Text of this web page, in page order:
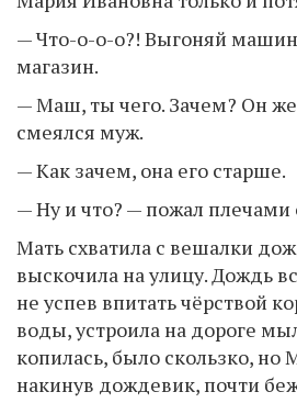
— Что-о-о-о?! Выгоняй
магазин.
— Маш, ты чего. Зачем? Он
смеялся муж.
— Как зачем, она его старше.
— Ну и что? — пожал плечами
Мать схватила с вешалки
выскочила на улицу. Дождь
не успев впитать чёрствой
воды, устроила на дороге
копилась, было скользко, но
накинув дождевик, почти